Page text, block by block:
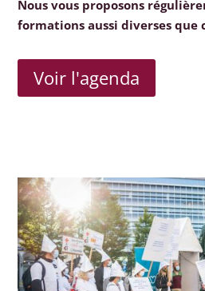
Nous vous proposons
formations aussi diverses que
Voir l'agenda